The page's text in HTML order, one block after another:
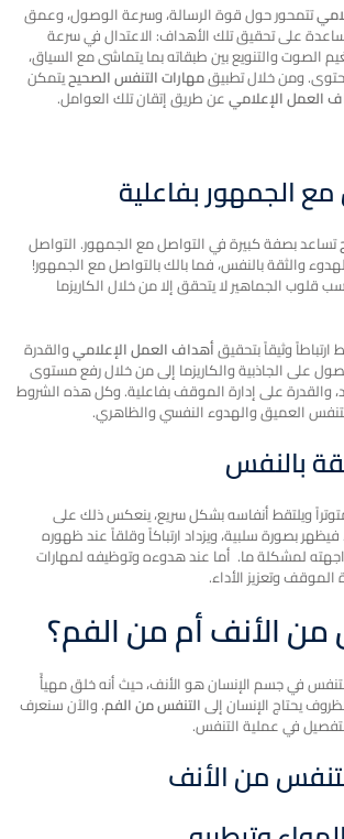
تتمحور حول قوة الرسالة، وسرعة الوصول، وعمق
على تحقيق تلك الأهداف: الاعتدال في سرعة
الصوت والتنويع بين طبقاته بما يتماشى مع السياق،
ومن خلال تطبيقمهارات التنفس الصحيحيتمكن
العمل الإعلاميعن طريق إتقان تلك العوامل.
مع الجمهور بفاعلية
تساعد بصفة كبيرة في التواصل مع الجمهور. التواصل
والثقة بالنفس، فما بالك بالتواصل مع الجمهور!
قلوب الجماهير لا يتحقق إلا من خلال الكاريزما
ارتباطاً وثيقاً بتحقيقأهداف العمل الإعلاميوالقدرة
على الجاذبية والكاريزما إلى من خلال رفع مستوى
والقدرة على إدارة الموقف بفاعلية. وكل هذه الشروط
العميق والهدوء النفسي والظاهري.
بالنفس
ويلتقط أنفاسه بشكل سريع، ينعكس ذلك على
بصورة سلبية، ويزداد ارتباكاً وقلقاً عند ظهوره
لمشكلة ما. أما عند هدوءه وتوظيفه لمهارات
وتعزيز الأداء.
الأنف أم من الفم؟
في جسم الإنسان هو الأنف، حيث أنه خلق مهيأً
يحتاج الإنسان إلىالتنفس من الفم. والآن سنعرف
في عملية التنفس.
من الأنف